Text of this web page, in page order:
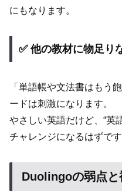
にもなります。
✅ 他の教材に物足り
「単語帳や文法書はもう
ードは刺激になります。
やさしい英語だけど、“英
チャレンジになるはずです
Duolingoの弱点と